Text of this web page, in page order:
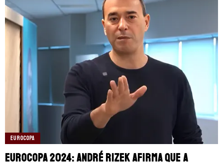
EUROCOPA
Eurocopa 2024: André Rizek afirma que a